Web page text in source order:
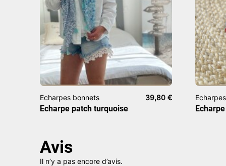
Echarpes bonnets 39,80 €
Echarpe patch turquoise
Avis
Il n’y a pas encore d’avis.